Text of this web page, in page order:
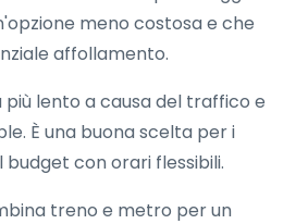
meno costosa e che
affollamento.
più lento a causa del traffico e
È una buona scelta per i
con orari flessibili.
treno e metro per un